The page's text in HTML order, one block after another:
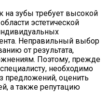
на зубы требует высокой
эстетической
Неправильный выбор
от результата,
Поэтому, прежде
необходимо
предложений, оценить
а также репутацию